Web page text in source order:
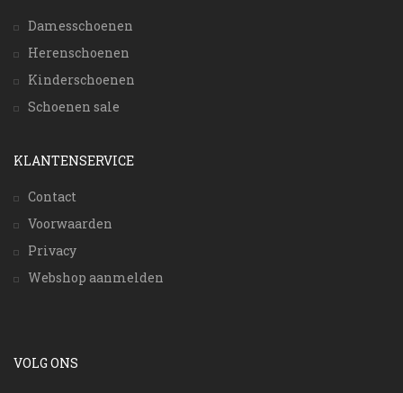
Damesschoenen
Herenschoenen
Kinderschoenen
Schoenen sale
KLANTENSERVICE
Contact
Voorwaarden
Privacy
Webshop aanmelden
VOLG ONS